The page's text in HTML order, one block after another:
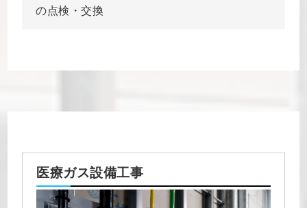
の点検・交換
医療ガス設備工事